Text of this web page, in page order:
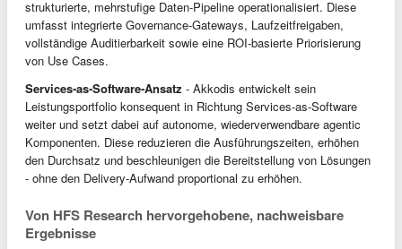
strukturierte, mehrstufige Daten‑Pipeline operationalisiert. Diese
umfasst integrierte Governance‑Gateways, Laufzeitfreigaben,
vollständige Auditierbarkeit sowie eine ROI‑basierte Priorisierung
von Use Cases.
Services‑as‑Software‑Ansatz - Akkodis entwickelt sein
Leistungsportfolio konsequent in Richtung Services-as-Software
weiter und setzt dabei auf autonome, wiederverwendbare agentic
Komponenten. Diese reduzieren die Ausführungszeiten, erhöhen
den Durchsatz und beschleunigen die Bereitstellung von Lösungen
- ohne den Delivery‑Aufwand proportional zu erhöhen.
Von HFS Research hervorgehobene, nachweisbare
Ergebnisse